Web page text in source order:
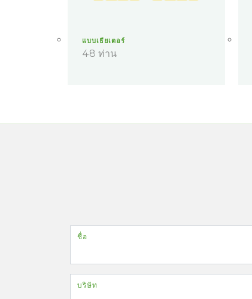
แบบเธียเตอร์
48 ท่าน
ชื่อ
บริษัท